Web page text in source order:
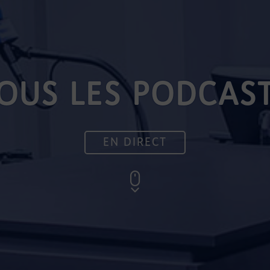
LES
EN DIRECT